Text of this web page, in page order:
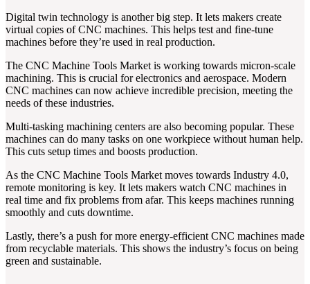
Digital twin technology is another big step. It lets makers create
virtual copies of CNC machines. This helps test and fine-tune
machines before they’re used in real production.
The CNC Machine Tools Market is working towards micron-scale
machining. This is crucial for electronics and aerospace. Modern
CNC machines can now achieve incredible precision, meeting the
needs of these industries.
Multi-tasking machining centers are also becoming popular. These
machines can do many tasks on one workpiece without human help.
This cuts setup times and boosts production.
As the CNC Machine Tools Market moves towards Industry 4.0,
remote monitoring is key. It lets makers watch CNC machines in
real time and fix problems from afar. This keeps machines running
smoothly and cuts downtime.
Lastly, there’s a push for more energy-efficient CNC machines made
from recyclable materials. This shows the industry’s focus on being
green and sustainable.